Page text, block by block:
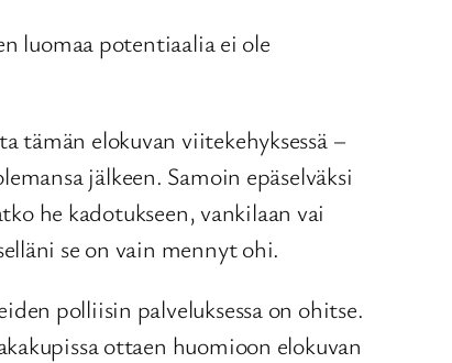
luomaa potentiaalia ei ole
tämän elokuvan viitekehyksessä –
jälkeen. Samoin epäselväksi
he kadotukseen, vankilaan vai
se on vain mennyt ohi.
polliisin palveluksessa on ohitse.
ottaen huomioon elokuvan